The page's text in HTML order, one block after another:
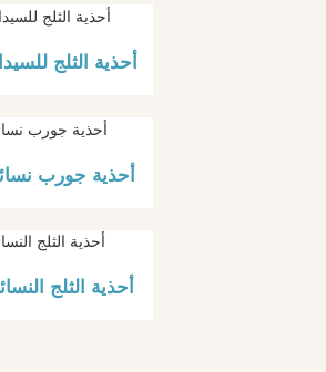
أحذية الثلج
أحذية جورب
أحذية الثلج